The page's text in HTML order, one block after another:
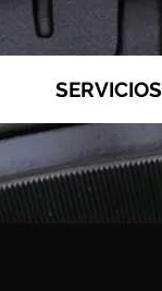
SERVICIOS